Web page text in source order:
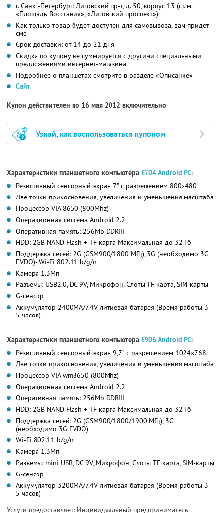
г. Санкт-Петербург: Лиговский пр-т, д. 50, корпус 13 (ст. м.
«Площадь Восстания», «Лиговский проспект»)
Как только товар будет доступен для самовывоза, вам придет
смс
Срок доставки: от 14 до 21 дня
Скидка по купону не суммируется с другими специальными
предложениями интернет-магазина
Подробнее о планшетах смотрите в разделе «Описание»
Сайт
Купон действителен по 16 мая 2012 включительно
Узнай, как воспользоваться купоном
Характеристики планшетного компьютера E704 Android PC:
Резистивный сенсорный экран 7" c разрешением 800x480
Две точки прикосновения, увеличения и уменьшения масштаба
Процессор VIA 8650 (800Mhz)
Операционная система Android 2.2
Оперативная память: 256Mb DDRIII
HDD: 2GB NAND Flash + TF карта Максимальная до 32 Гб
Поддержка сетей: 2G (GSM900/1800 МГц), 3G (необходимо 3G
EVDO)- Wi-Fi 802.11 b/g/n
Камера 1.3Mп
Разъемы: USB2.0, DC 9V, Микрофон, Слоты TF карта, SIM-карты
G-сенсор
Аккумулятор 2400MA/7.4V литиевая батарея (Время работы 3 -
5 часов)
Характеристики планшетного компьютера E906 Android PC:
Резистивный сенсорный экран 9,7" c разрешением 1024x768
Две точки прикосновения, увеличения и уменьшения масштаба
Процессор VIA wm8650 (800Mhz)
Операционная система Android 2.2
Оперативная память: 256Mb DDRIII
HDD: 2GB NAND Flash + TF карта Максимальная до 32 Гб
Поддержка сетей: 2G (GSM900/1800/1900 МГц), 3G
(необходимо 3G EVDO)
Wi-Fi 802.11 b/g/n
Камера 1.3Mп
Разъемы: mini USB, DC 9V, Микрофон, Слоты TF карта, SIM-карты
G-сенсор
Аккумулятор 3200MA/7.4V литиевая батарея (Время работы 3 -
5 часов)
Услуги предоставляет: Индивидуальный предприниматель